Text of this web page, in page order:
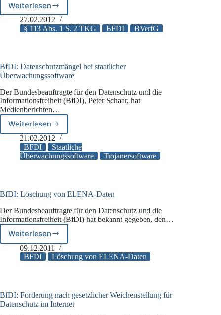
Weiterlesen
BfDI:
Bundesverfassungsgericht
sorgt
der
Grundrechte
27.02.2012
§ 113 Abs. 1 S. 2 TKG
BFDI BVerfG
BfDI: Datenschutzmängel bei staatlicher
Überwachungssoftware
Der Bundesbeauftragte für den Datenschutz und die
Informationsfreiheit (BfDI), Peter Schaar, hat
Medienberichten…
Weiterlesen
BfDI:
Datenschutzmängel
bei
staatlicher
21.02.2012
BFDI
Staatliche
Überwachungssoftware
Trojanersoftware
BfDI: Löschung von ELENA-Daten
Der Bundesbeauftragte für den Datenschutz und die
Informationsfreiheit (BfDI) hat bekannt gegeben, den…
Weiterlesen
BfDI:
Löschung
von
09.12.2011
BFDI
Löschung von ELENA-Daten
BfDI: Forderung nach gesetzlicher Weichenstellung für
Datenschutz im Internet